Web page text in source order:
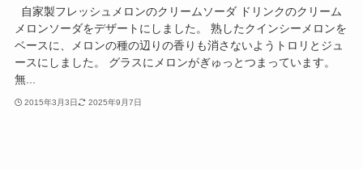
自家製フレッシュメロンのクリームソーダ ドリンクのクリーム
メロンソーダをデザートにしました。 熟したクインシーメロンを
ベースに、メロンの種の辺りの香りも消さないようトロリとジュ
ースにしました。 グラスにメロンがぎゅっとつまっています。
無...
2015年3月3日 2025年9月7日